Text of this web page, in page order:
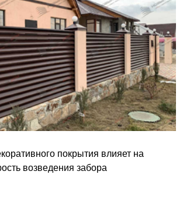
покрытия влияет на
возведения забора